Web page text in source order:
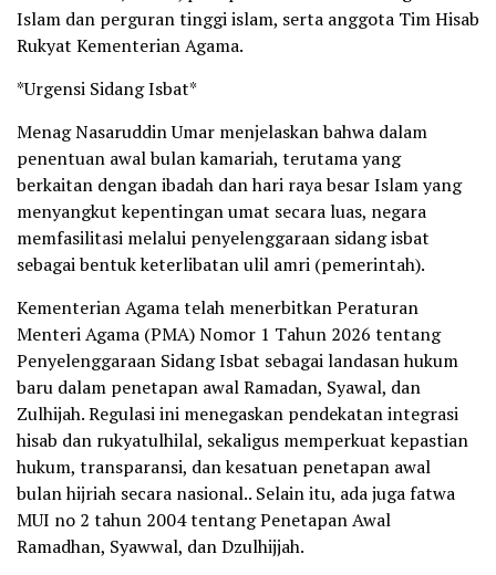
Islam dan perguran tinggi islam, serta anggota Tim Hisab
Rukyat Kementerian Agama.
*Urgensi Sidang Isbat*
Menag Nasaruddin Umar menjelaskan bahwa dalam
penentuan awal bulan kamariah, terutama yang
berkaitan dengan ibadah dan hari raya besar Islam yang
menyangkut kepentingan umat secara luas, negara
memfasilitasi melalui penyelenggaraan sidang isbat
sebagai bentuk keterlibatan ulil amri (pemerintah).
Kementerian Agama telah menerbitkan Peraturan
Menteri Agama (PMA) Nomor 1 Tahun 2026 tentang
Penyelenggaraan Sidang Isbat sebagai landasan hukum
baru dalam penetapan awal Ramadan, Syawal, dan
Zulhijah. Regulasi ini menegaskan pendekatan integrasi
hisab dan rukyatulhilal, sekaligus memperkuat kepastian
hukum, transparansi, dan kesatuan penetapan awal
bulan hijriah secara nasional.. Selain itu, ada juga fatwa
MUI no 2 tahun 2004 tentang Penetapan Awal
Ramadhan, Syawwal, dan Dzulhijjah.